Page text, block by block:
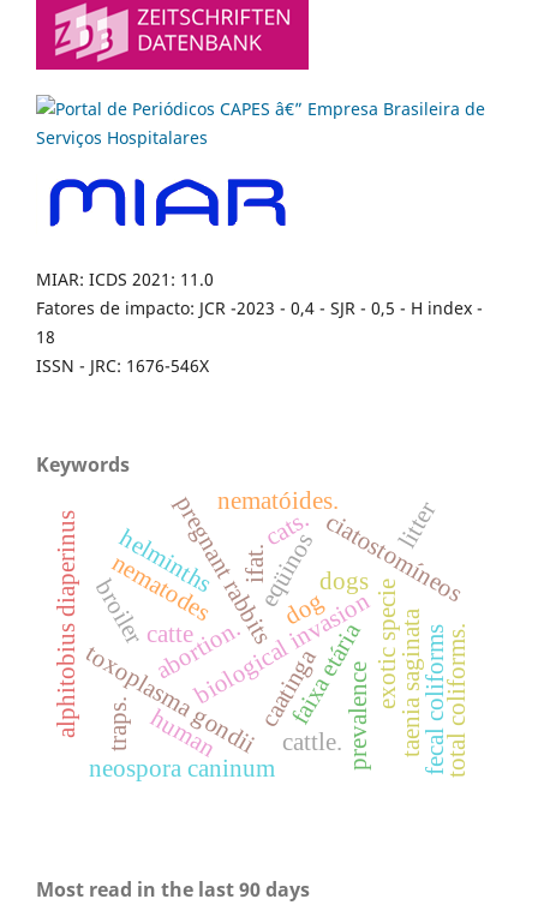
MIAR: ICDS 2021: 11.0
Fatores de impacto: JCR -2023 - 0,4 - SJR - 0,5 - H index -
18
ISSN - JRC: 1676-546X
Keywords
biological invasionexotic specie
caatinga
toxoplasma gondii
pregnant rabbits
abortion.
nematodes ciatostomíneos
faixa etária
eqüinos
nematóides.
taenia saginata
catte
neospora caninum
dog
human
ifat.
prevalence
helminths
cattle.
dogs
cats.
alphitobius diaperinus litter
broiler
traps. fecal coliformstotal coliforms.
Most read in the last 90 days